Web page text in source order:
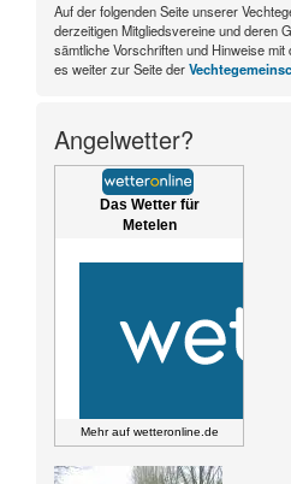
Auf der folgenden Seite unserer
derzeitigen Mitgliedsvereine und deren
sämtliche Vorschriften und Hinweise
es weiter zur Seite der
Angelwetter?
Das Wetter für
Metelen
Mehr auf wetteronline.de